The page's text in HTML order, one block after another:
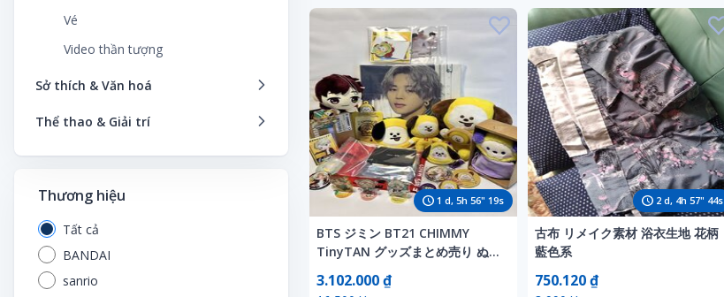
Trò chơi
Trò chơi điện tử
Vé
Video thần tượng
Sở thích & Văn hoá
Dịch vụ thuê nhạc cụ
Đồ chơi sở thích
Đồ dùng nghệ thuật
Đường sắt
Khác
Thể thao & Giải trí
Dịch vụ thuê dụng cụ thể thao
Du lịch
Thương hiệu
Tất cả
BANDAI
sanrio
1 d,5h56" 17s
BTS ジミン BT21 CHIMMY
TinyTAN グッズまとめ売り ぬい
ぐるみ アクスタ 缶バッジ フィギ
ュア カードケース
3.102.000 ₫
2d, 4h 57" 42s
古布 リメイク素材 浴衣生地 花柄
藍色系
750.120 ₫